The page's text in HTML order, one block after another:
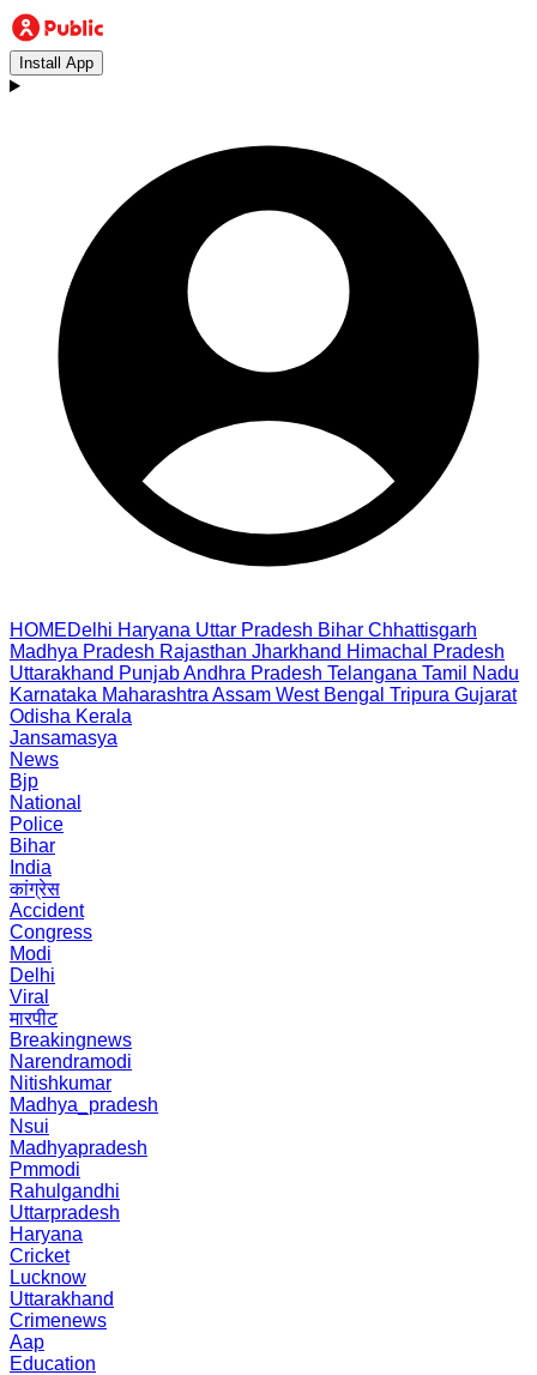
Install App
HOMEDelhi Haryana Uttar Pradesh Bihar Chhattisgarh
Madhya Pradesh Rajasthan Jharkhand Himachal Pradesh
Uttarakhand PunjabAndhra Pradesh Telangana Tamil Nadu
Karnataka Maharashtra Assam West Bengal Tripura Gujarat
Odisha Kerala
Jansamasya
News
Bjp
National
Police
Bihar
India
कांग्रेस
Accident
Congress
Modi
Delhi
Viral
मारपीट
Breakingnews
Narendramodi
Nitishkumar
Madhya_pradesh
Nsui
Madhyapradesh
Pmmodi
Rahulgandhi
Uttarpradesh
Haryana
Cricket
Lucknow
Uttarakhand
Crimenews
Aap
Education